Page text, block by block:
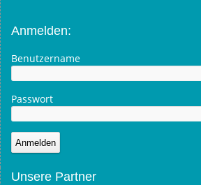
Anmelden:
Benutzername
Passwort
Unsere Partner